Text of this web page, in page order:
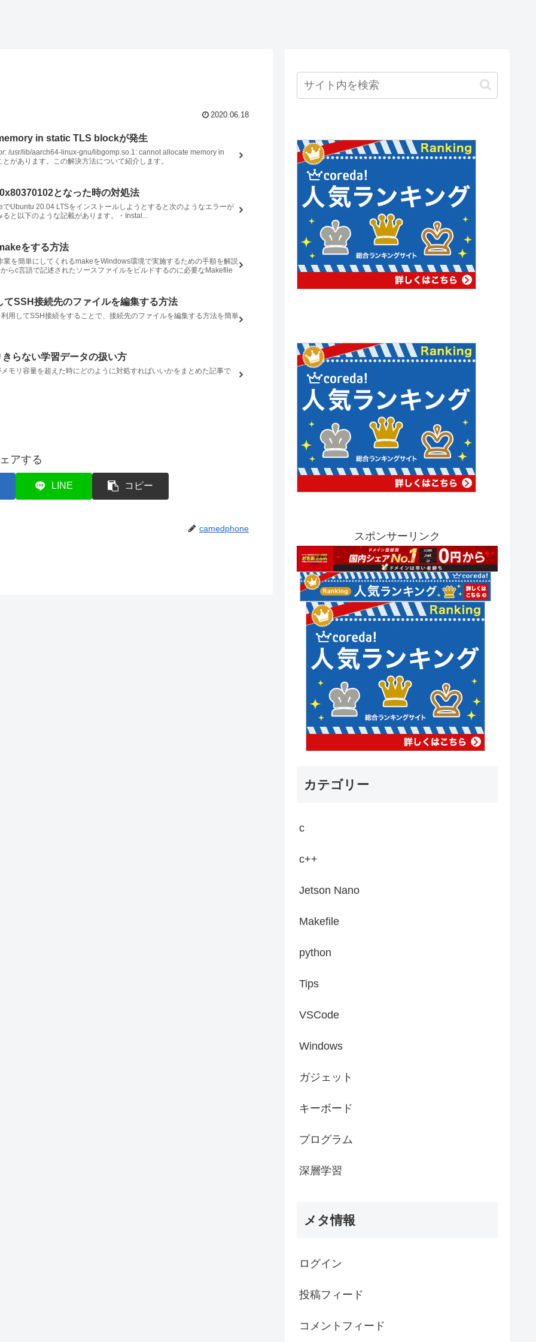
2020.06.18
in static TLS blockが発生
/usr/lib/aarch64-linux-gnu/libgomp.so.1: cannot allocate memory in
があります。この解決方法について紹介します。
となった時の対処法
Ubuntu 20.04 LTSをインストールしようとすると次のようなエラーが
と以下のような記載があります。・Instal...
をする方法
を簡単にしてくれるmakeをWindows環境で実施するための手順を解説
らc言語で記述されたソースファイルをビルドするのに必要なMakefile
SSH接続先のファイルを編集する方法
用してSSH接続をすることで、接続先のファイルを編集する方法を簡単
らない学習データの扱い方
モリ容量を超えた時にどのように対処すればいいかをまとめた記事で
アする
LINE コピー
camedphone
スポンサーリンク
カテゴリー
c
c++
Jetson Nano
Makefile
python
Tips
VSCode
Windows
ガジェット
キーボード
プログラム
深層学習
メタ情報
ログイン
投稿フィード
コメントフィード